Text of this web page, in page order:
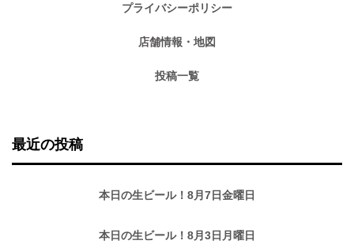
プライバシーポリシー
店舗情報・地図
投稿一覧
最近の投稿
本日の生ビール！8月7日金曜日
本日の生ビール！8月3日月曜日